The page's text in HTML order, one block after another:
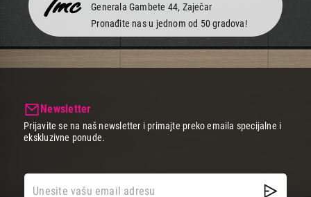
Generala Gambete 44, Zaječar
Pronađite nas u jednom od 50 gradova!
Newsletter
Prijavite se na naš newsletter i primajte preko emaila specijalne i
ekskluzivne ponude.